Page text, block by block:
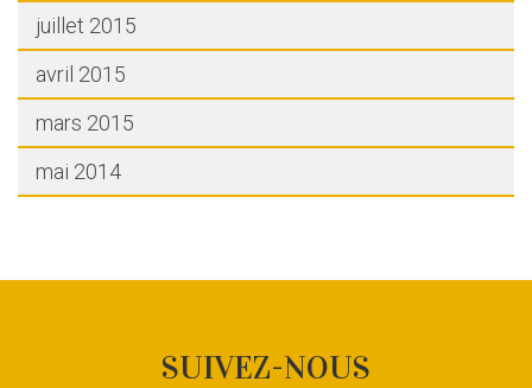
juillet 2015
avril 2015
mars 2015
mai 2014
SUIVEZ-NOUS